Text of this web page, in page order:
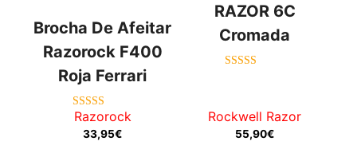
Brocha De Afeitar
Razorock F400
Roja Ferrari
5.00
de 5
Razorock
33,95€
RAZOR 6C
Cromada
Rockwell Razor
55,90€